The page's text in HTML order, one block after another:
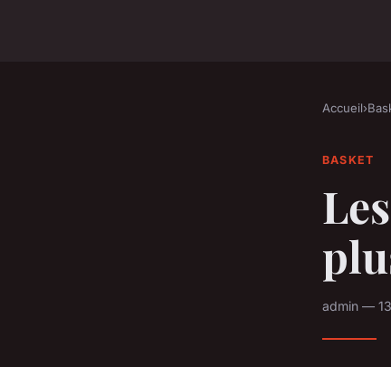
Accueil›
BASKET
admin —